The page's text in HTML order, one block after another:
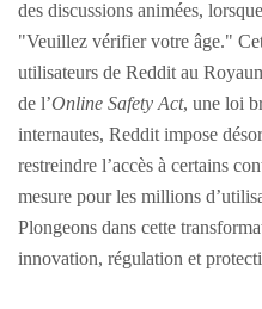
des discussions animées,
"Veuillez vérifier votre âge."
utilisateurs de Reddit au
de l’Online Safety Act, une loi
internautes, Reddit impose
restreindre l’accès à certains
mesure pour les millions
Plongeons dans cette
innovation, régulation et